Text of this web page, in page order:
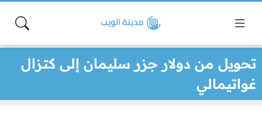
تحويل من دولار جزر سليمان إلى كتزال
غواتيمالي